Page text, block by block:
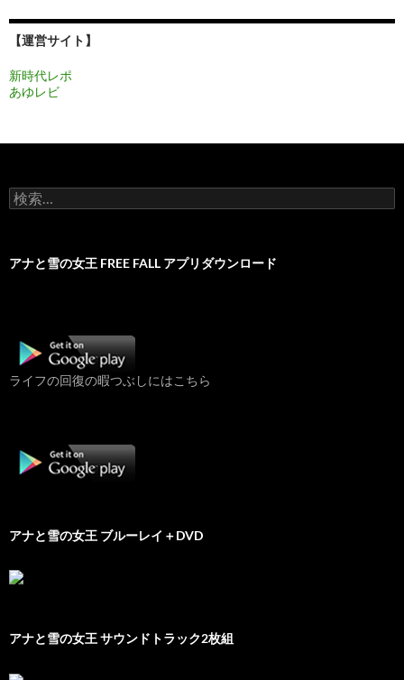
【運営サイト】
新時代レポ
あゆレビ
検
索:
アナと雪の女王 FREE FALL アプリダウンロード
ライフの回復の暇つぶしにはこちら
アナと雪の女王 ブルーレイ＋DVD
アナと雪の女王 サウンドトラック2枚組